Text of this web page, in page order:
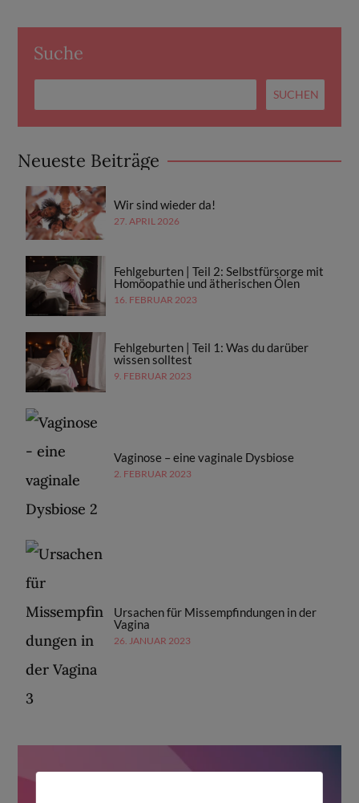
Suche
Neueste Beiträge
Wir sind wieder da!
27. APRIL 2026
Fehlgeburten | Teil 2: Selbstfürsorge mit
Homöopathie und ätherischen Ölen
16. FEBRUAR 2023
Fehlgeburten | Teil 1: Was du darüber
wissen solltest
9. FEBRUAR 2023
Vaginose – eine vaginale Dysbiose
2. FEBRUAR 2023
Ursachen für Missempfindungen in der
Vagina
26. JANUAR 2023